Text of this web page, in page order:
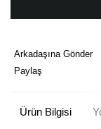
Arkadaşına Gönder
Paylaş
Ürün Bilgisi